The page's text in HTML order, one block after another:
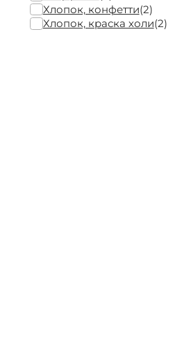
Хлопок, конфетти(2)
Хлопок, краска холи(2)